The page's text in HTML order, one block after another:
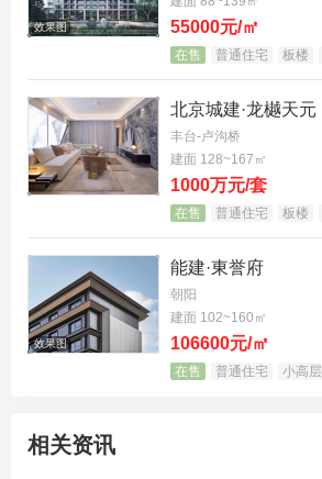
效果图 55000元/㎡
在售 普通住宅 板楼
北京城建·龙樾天元
丰台-卢沟桥
建面 128~167㎡
1000万元/套
在售 普通住宅 板楼
效果图
能建·東誉府
朝阳
建面 102~160㎡
106600元/㎡
在售 普通住宅 小高层
相关资讯